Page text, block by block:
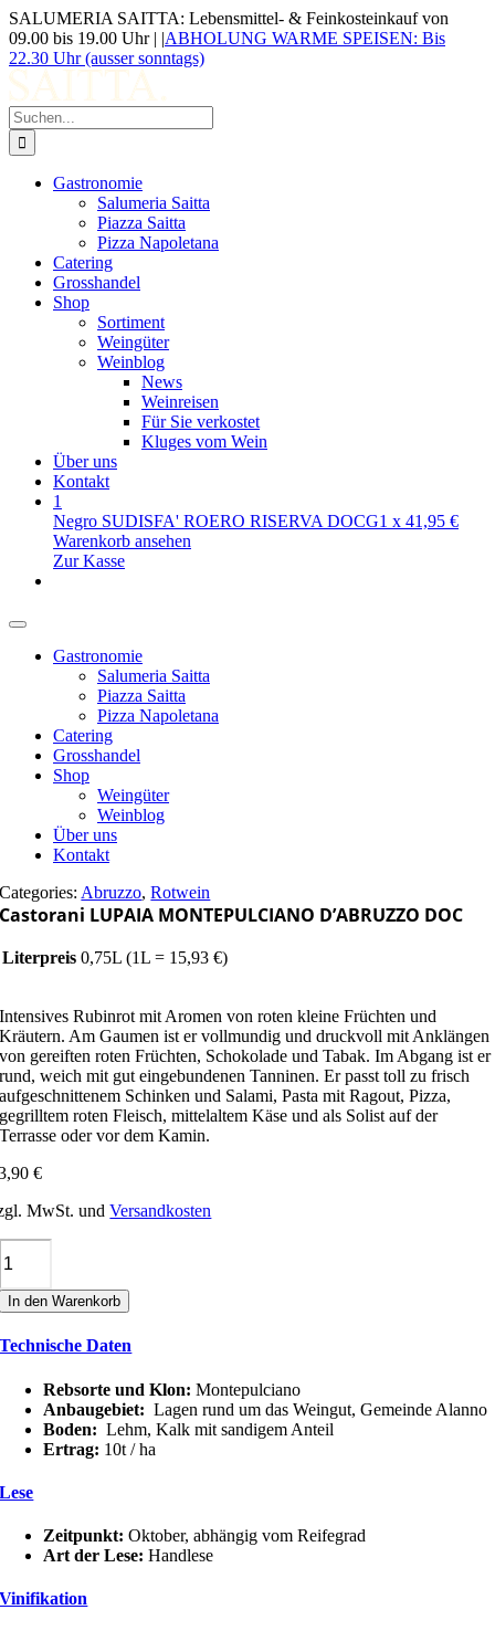
Zum
Inhalt
springen
SALUMERIA SAITTA: Lebensmittel- & Feinkosteinkauf von
09.00 bis 19.00 Uhr | |ABHOLUNG WARME SPEISEN: Bis
22.30 Uhr (ausser sonntags)
Suche
nach:
Gastronomie
Salumeria Saitta
Piazza Saitta
Pizza Napoletana
Catering
Grosshandel
Shop
Sortiment
Weingüter
Weinblog
News
Weinreisen
Für Sie verkostet
Kluges vom Wein
Über uns
Kontakt
1
Negro SUDISFA' ROERO RISERVA DOCG1 x 41,95 €
Warenkorb ansehen
Zur Kasse
Gastronomie
Salumeria Saitta
Piazza Saitta
Pizza Napoletana
Catering
Grosshandel
Shop
Weingüter
Weinblog
Über uns
Kontakt
Categories: Abruzzo,Rotwein
Castorani LUPAIA MONTEPULCIANO D’ABRUZZO DOC
Literpreis 0,75L (1L = 15,93 €)
Intensives Rubinrot mit Aromen von roten kleine Früchten und
Kräutern. Am Gaumen ist er vollmundig und druckvoll mit Anklängen
von gereiften roten Früchten, Schokolade und Tabak. Im Abgang ist er
rund, weich mit gut eingebundenen Tanninen. Er passt toll zu frisch
aufgeschnittenem Schinken und Salami, Pasta mit Ragout, Pizza,
gegrilltem roten Fleisch, mittelaltem Käse und als Solist auf der
Terrasse oder vor dem Kamin.
€
MwSt. undVersandkosten
In den Warenkorb
Technische Daten
Rebsorte und Klon: Montepulciano
Anbaugebiet: Lagen rund um das Weingut, Gemeinde Alanno
Boden: Lehm, Kalk mit sandigem Anteil
Ertrag: 10t / ha
Lese
Zeitpunkt: Oktober, abhängig vom Reifegrad
Art der Lese:Handlese
Vinifikation